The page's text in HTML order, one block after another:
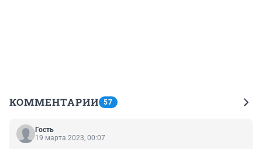
КОММЕНТАРИИ 57
Гость
19 марта 2023, 00:07